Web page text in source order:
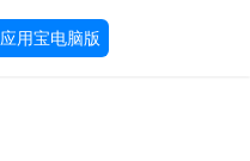
应用宝电脑版